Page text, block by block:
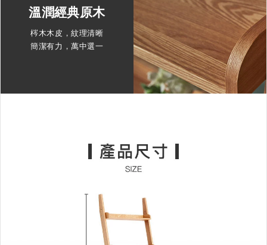
溫潤經典原木
梣木木皮，紋理清晰
簡潔有力，萬中選一